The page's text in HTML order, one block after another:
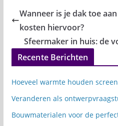
Wanneer is je dak toe
kosten hiervoor?
Sfeermaker in huis: de
Recente Berichten
Hoeveel warmte houden
Veranderen als
Bouwmaterialen voor de